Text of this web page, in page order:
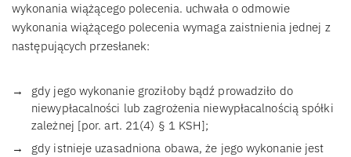
wykonania wiążącego polecenia. uchwała o odmowie
wykonania wiążącego polecenia wymaga zaistnienia jednej z
następujących przesłanek:
gdy jego wykonanie groziłoby bądź prowadziło do
niewypłacalności lub zagrożenia niewypłacalnością spółki
zależnej [por. art. 21(4) § 1 KSH];
gdy istnieje uzasadniona obawa, że jego wykonanie jest